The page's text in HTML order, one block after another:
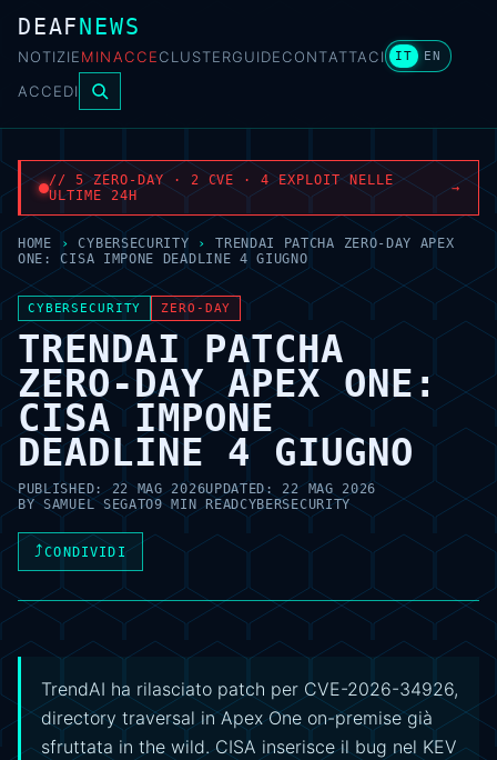
DEAFNEWS
NOTIZIEMINACCECLUSTERGUIDECONTATTACI IT EN
ACCEDI
// 5 ZERO-DAY · 2 CVE · 4 EXPLOIT NELLE
ULTIME 24H
→
HOME › CYBERSECURITY ›
TRENDAI PATCHA ZERO-DAY APEX
ONE: CISA IMPONE DEADLINE 4 GIUGNO
CYBERSECURITY ZERO-DAY
TRENDAI PATCHA
ZERO-DAY APEX ONE:
CISA IMPONE
DEADLINE 4 GIUGNO
PUBLISHED:22 MAG 2026UPDATED: 22 MAG 2026
BYSAMUEL SEGATO9 MIN READCYBERSECURITY
⤴CONDIVIDI
TrendAI ha rilasciato patch per CVE-2026-34926,
directory traversal in Apex One on-premise già
sfruttata in the wild. CISA inserisce il bug nel KEV